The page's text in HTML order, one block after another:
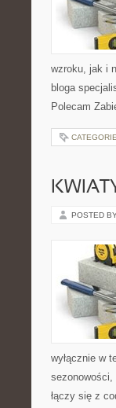
wzroku, jak i
bloga
Polecam
POSTED
wyłącznie w
sezonowości,
łączy się z